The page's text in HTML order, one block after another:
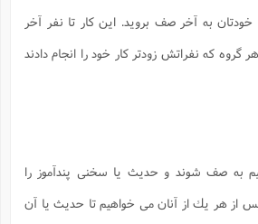
به آخر صف برويد. اين كار تا نفر آخر
گروه كه نفراتش زودتر كار خود را انجام دادند
به صف شوند و حديث يا سخنى پندآموز را
از هر يك از آنان مى خواهيم تا حديث يا آن